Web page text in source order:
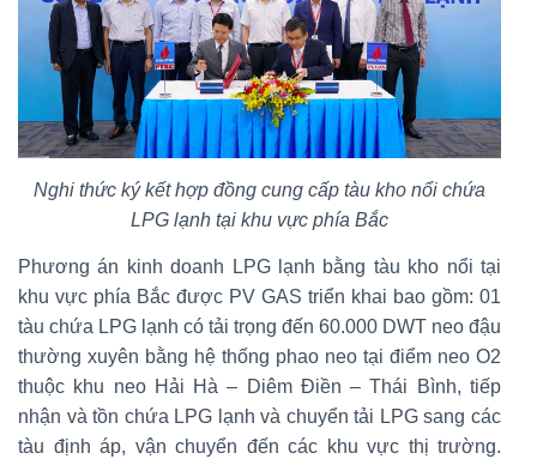
Nghi thức ký kết hợp đồng cung cấp tàu kho nổi chứa
LPG lạnh tại khu vực phía Bắc
Phương án kinh doanh LPG lạnh bằng tàu kho nổi tại
khu vực phía Bắc được PV GAS triển khai bao gồm: 01
tàu chứa LPG lạnh có tải trọng đến 60.000 DWT neo đậu
thường xuyên bằng hệ thống phao neo tại điểm neo O2
thuộc khu neo Hải Hà – Diêm Điền – Thái Bình, tiếp
nhận và tồn chứa LPG lạnh và chuyển tải LPG sang các
tàu định áp, vận chuyển đến các khu vực thị trường.